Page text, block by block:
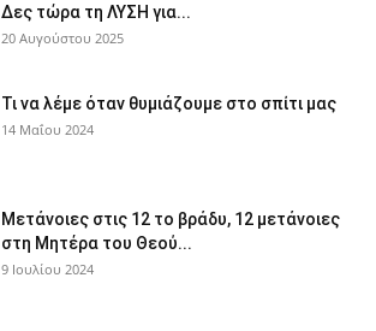
Δες τώρα τη ΛΥΣΗ για...
20 Αυγούστου 2025
Τι να λέμε όταν θυμιάζουμε στο σπίτι μας
14 Μαΐου 2024
Μετάνοιες στις 12 το βράδυ, 12 μετάνοιες
στη Μητέρα του Θεού...
9 Ιουλίου 2024